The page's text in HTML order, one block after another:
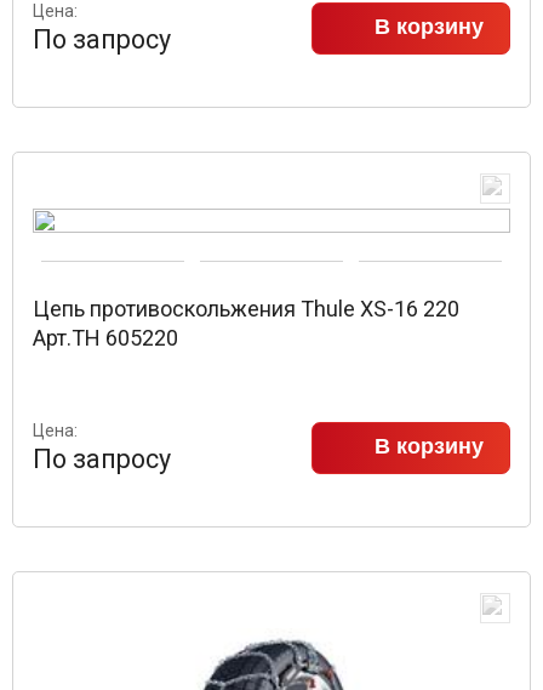
Цена:
По запросу В корзину
Цепь противоскольжения Thule XS-16 220
Арт.TH 605220
Цена:
По запросу В корзину